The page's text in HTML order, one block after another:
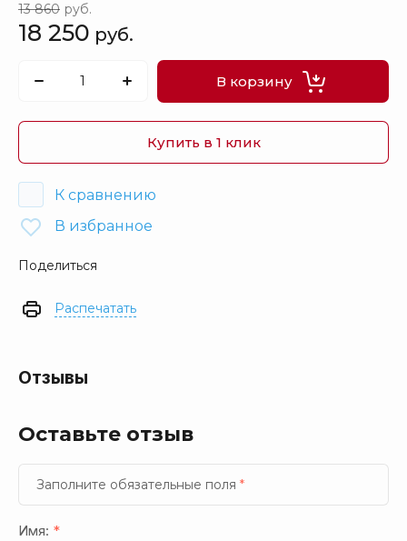
13 860 руб.
18 250 руб.
В корзину
Купить в 1 клик
К сравнению
В избранное
Поделиться
Распечатать
Отзывы
Оставьте отзыв
Заполните обязательные поля *
Имя: *